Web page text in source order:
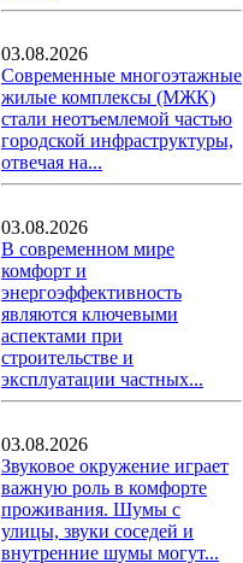
03.08.2026
Современные многоэтажные
жилые комплексы (МЖК)
стали неотъемлемой частью
городской инфраструктуры,
отвечая на...
03.08.2026
В современном мире
комфорт и
энергоэффективность
являются ключевыми
аспектами при
строительстве и
эксплуатации частных...
03.08.2026
Звуковое окружение играет
важную роль в комфорте
проживания. Шумы с
улицы, звуки соседей и
внутренние шумы могут...